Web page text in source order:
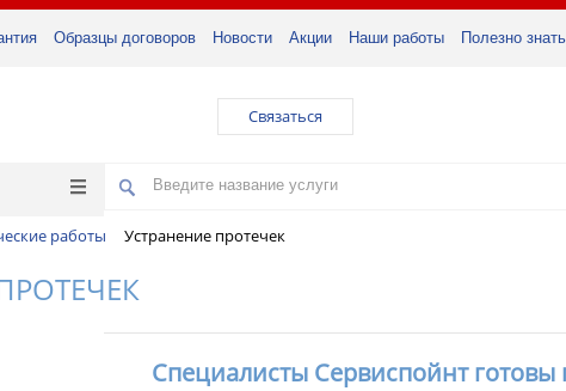
Образцы договоров Новости Акции Наши работы Полезно знать
Связаться
работы Устранение протечек
Специалисты Сервиспойнт